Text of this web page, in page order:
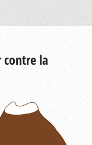
contre la